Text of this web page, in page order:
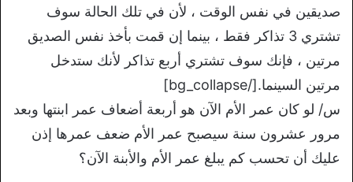
صديقين في نفس الوقت ، لأن في تلك الحالة سوف
تشتري 3 تذاكر فقط ، بينما إن قمت بأخذ نفس الصديق
مرتين ، فإنك سوف تشتري أربع تذاكر لأنك ستدخل
مرتين السينما.[/bg_collapse]
س/ لو كان عمر الأم الآن هو أربعة أضعاف عمر ابنتها وبعد
مرور عشرون سنة سيصبح عمر الأم ضعف عمرها إذن
عليك أن تحسب كم يبلغ عمر الأم والأبنة الآن؟